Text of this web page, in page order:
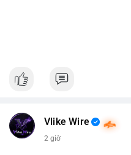
Vlike Wire
2 giờ